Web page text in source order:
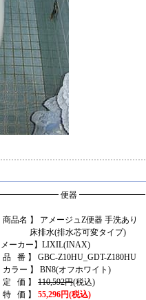
便器 ━━━━━━━━
商品名 】 アメージュZ便器 手洗あり
排水(排水芯可変タイプ)
メーカー】LIXIL(INAX)
品 番 】 GBC-Z10HU_GDT-Z180HU
カラー 】 BN8(オフホワイト)
定 価 】 110,592円(税込)
特 価 】 55,296円(税込)